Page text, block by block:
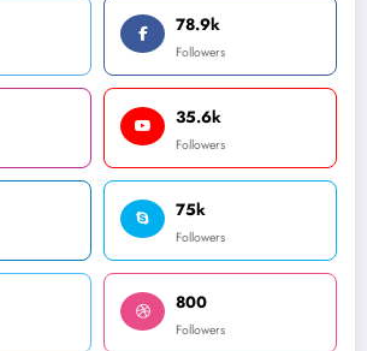
78.9k
Followers
35.6k
Followers
75k
Followers
800
Followers